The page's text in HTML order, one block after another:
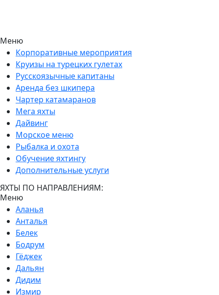
Меню
Корпоративные мероприятия
Круизы на турецких гулетах
Русскоязычные капитаны
Аренда без шкипера
Чартер катамаранов
Мега яхты
Дайвинг
Морское меню
Рыбалка и охота
Обучение яхтингу
Дополнительные услуги
ЯХТЫ ПО НАПРАВЛЕНИЯМ:
Меню
Аланья
Анталья
Белек
Бодрум
Гёджек
Дальян
Дидим
Измир